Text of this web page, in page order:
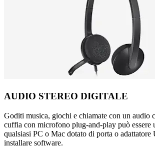
AUDIO STEREO DIGITALE
Goditi musica, giochi e chiamate con un audio
cuffia con microfono plug-and-play può essere
qualsiasi PC o Mac dotato di porta o adattatore
installare software.